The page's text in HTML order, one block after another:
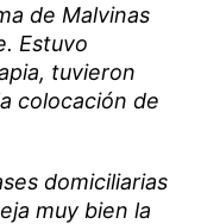
de Malvinas
Estuvo
tuvieron
colocación de
domiciliarias
muy bien la